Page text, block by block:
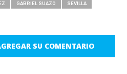
GABRIEL SUAZO SEVILLA
SU COMENTARIO